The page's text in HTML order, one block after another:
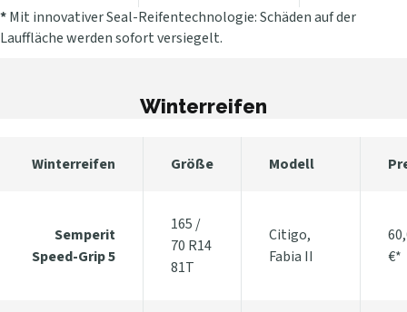
*Mit innovativer Seal-Reifentechnologie: Schäden auf der
Lauffläche werden sofort versiegelt.
Winterreifen
Winterreifen Größe Modell
Semperit
Speed-Grip 5
165 /
70 R14
81T
Citigo,
Fabia II
€*